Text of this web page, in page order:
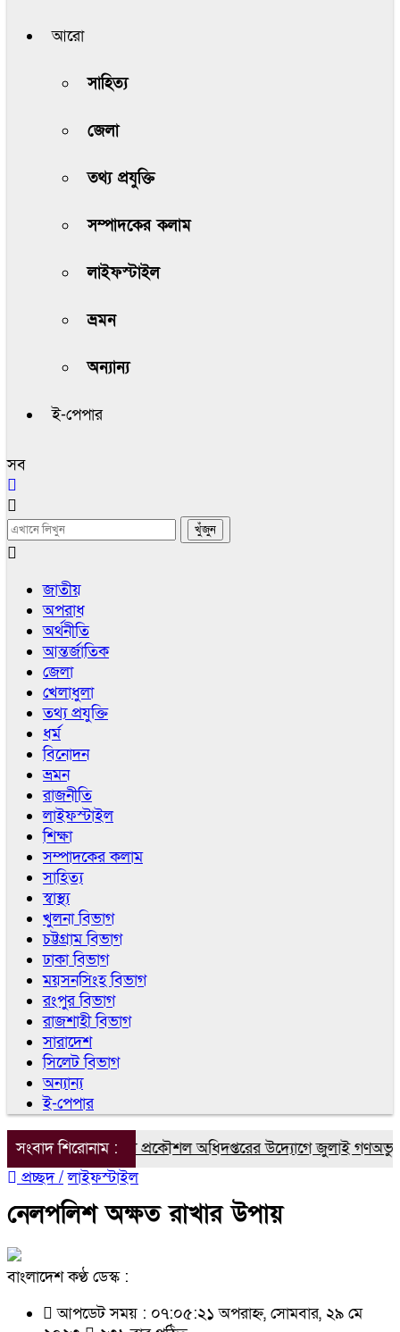
আরো
সাহিত্য
জেলা
তথ্য প্রযুক্তি
সম্পাদকের কলাম
লাইফস্টাইল
ভ্রমন
অন্যান্য
ই-পেপার
সব
জাতীয়
অপরাধ
অর্থনীতি
আন্তর্জাতিক
জেলা
খেলাধুলা
তথ্য প্রযুক্তি
ধর্ম
বিনোদন
ভ্রমন
রাজনীতি
লাইফস্টাইল
শিক্ষা
সম্পাদকের কলাম
সাহিত্য
স্বাস্থ্য
খুলনা বিভাগ
চট্টগ্রাম বিভাগ
ঢাকা বিভাগ
ময়সনসিংহ বিভাগ
রংপুর বিভাগ
রাজশাহী বিভাগ
সারাদেশ
সিলেট বিভাগ
অন্যান্য
ই-পেপার
সংবাদ শিরোনাম :
জনস্বাস্থ্য প্রকৌশল অধিদপ্তরের উদ্যোগে জুলাই গণঅভ্যুত্থান
প্রচ্ছদ / লাইফস্টাইল
নেলপলিশ অক্ষত রাখার উপায়
বাংলাদেশ কণ্ঠ ডেস্ক :
আপডেট সময় : ০৭:০৫:২১ অপরাহ্ন, সোমবার, ২৯ মে